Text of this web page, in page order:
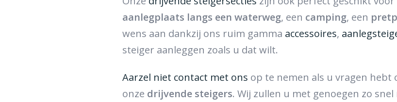
aanlegplaats langs een waterweg, een camping, een
wens aan dankzij ons ruim gamma accessoires,
steiger aanleggen zoals u dat wilt.
Aarzel niet contact met ons op te nemen als u vragen hebt
onze drijvende steigers. Wij zullen u met genoegen zo